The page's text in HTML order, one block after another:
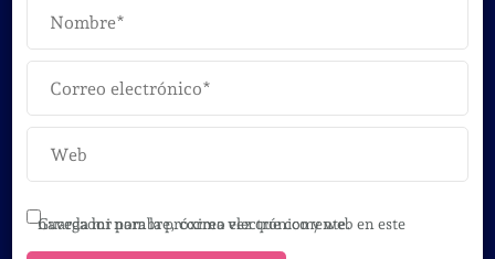
Guarda mi nombre, correo electrónico y web en este navegador para la próxima vez que comente.